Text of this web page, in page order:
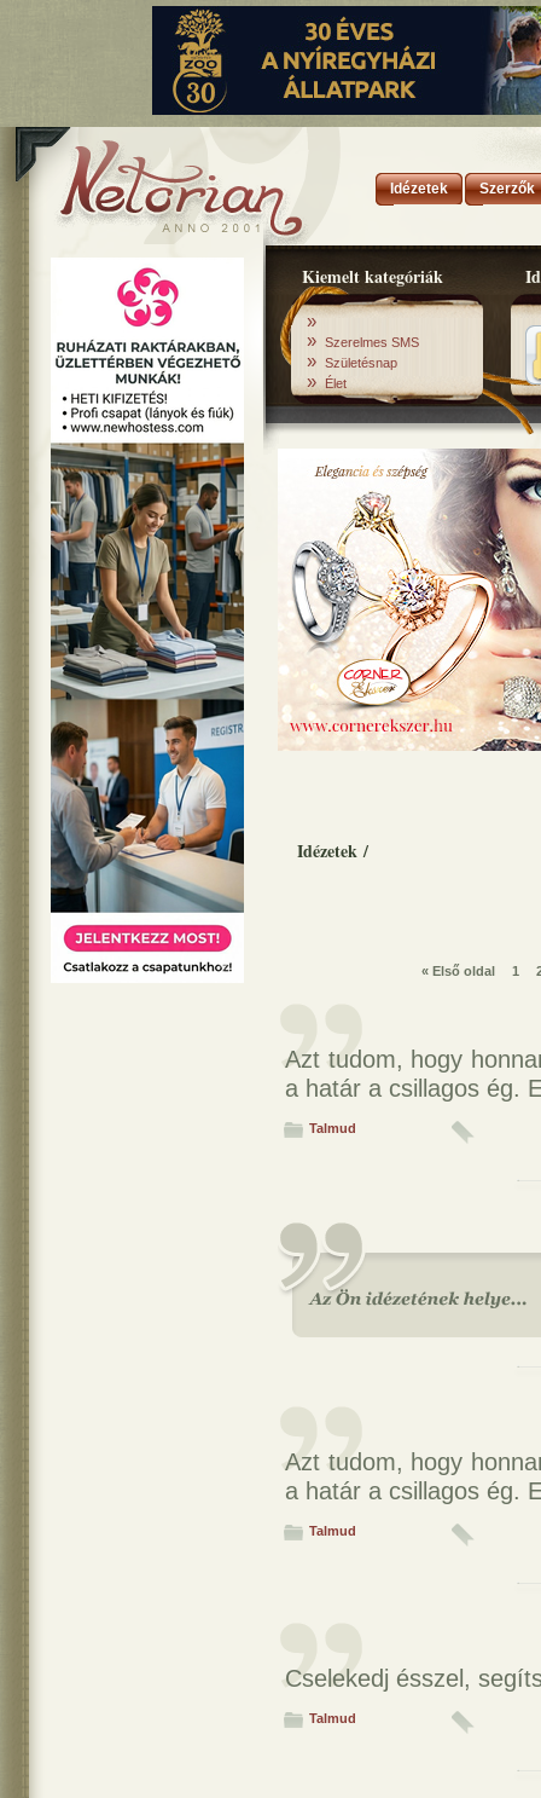
Idézetek Szerzők
Kiemelt kategóriák
»
» Szerelmes SMS
» Születésnap
» Élet
Idézetek /
« Első oldal 1
Azt tudom, hogy
a határ a csillagos ég.
Talmud
Azt tudom, hogy
a határ a csillagos ég.
Talmud
Cselekedj ésszel,
Talmud